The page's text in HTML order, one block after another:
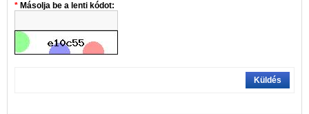
Másolja be a lenti kódot:
Küldés